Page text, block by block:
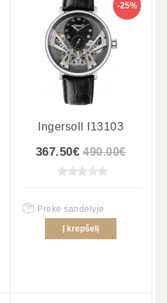
-25%
Ingersoll I13103
367.50€ 490.00€
Prekė sandėlyje
Į krepšelį